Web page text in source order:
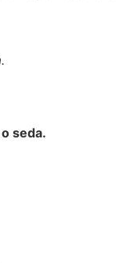
seda.